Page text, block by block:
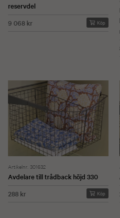
reservdel
9 068 kr
Köp
Artikelnr. 301632
Avdelare till trådback höjd 330
288 kr
Köp